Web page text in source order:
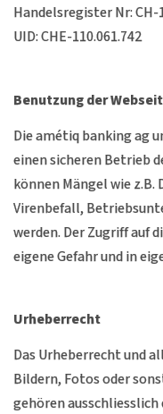
Handelsregister Nr: CH-
UID: CHE-110.061.742
Benutzung der
Die amétiq banking ag
einen sicheren Betrieb
können Mängel wie
Virenbefall,
werden. Der Zugriff auf
eigene Gefahr und in
Urheberrecht
Das Urheberrecht und
Bildern, Fotos oder
gehören